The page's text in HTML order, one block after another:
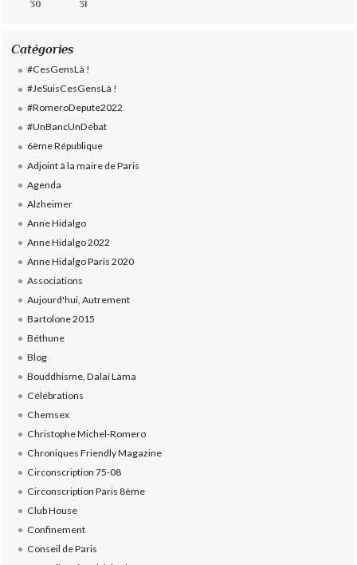
30
31
Catégories
#CesGensLà !
#JeSuisCesGensLà !
#RomeroDepute2022
#UnBancUnDébat
6ème République
Adjoint à la maire de Paris
Agenda
Alzheimer
Anne Hidalgo
Anne Hidalgo 2022
Anne Hidalgo Paris 2020
Associations
Aujourd'hui, Autrement
Bartolone 2015
Béthune
Blog
Bouddhisme, Dalaï Lama
Célébrations
Chemsex
Christophe Michel-Romero
Chroniques Friendly Magazine
Circonscription 75-08
Circonscription Paris 8ème
Club House
Confinement
Conseil de Paris